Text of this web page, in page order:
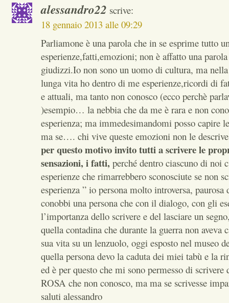
alessandro22 scrive:
18 gennaio 2013 alle 09:29
Parliamone è una parola che in se esprime tutto
esperienze,fatti,emozioni; non è affatto una
giudizzi.Io non sono un uomo di cultura, ma nella
lunga vita ho dentro di me esperienze,ricordi di
e attuali, ma tanto non conosco (ecco perchè
)esempio… la nebbia che da me è rara e non
esperienza; ma immedesimandomi posso capire
ma se…. chi vive queste emozioni non le
per questo motivo invito tutti a scrivere le
sensazioni, i fatti, perché dentro ciascuno di noi
esperienze che rimarrebbero sconosciute se non
esperienza ” io persona molto introversa,
conobbi una persona che con il dialogo, con gli
l’importanza dello scrivere e del lasciare un
quella contadina che durante la guerra non aveva
sua vita su un lenzuolo, oggi esposto nel museo
quella persona devo la caduta dei miei tabù e la
ed è per questo che mi sono permesso di scrivere
ROSA che non conosco, ma ma se scrivesse
saluti alessandro